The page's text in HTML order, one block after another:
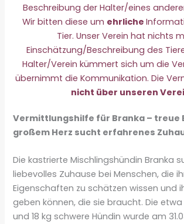
Beschreibung der Halter/eines
Wir bitten diese um ehrliche
Tier. Unser Verein hat nichts
Einschätzung/Beschreibung des
Halter/Verein kümmert sich um die
übernimmt die Kommunikation. Die
nicht über unseren
Vermittlungshilfe für Branka – treue
großem Herz sucht erfahrenes
Die kastrierte Mischlingshündin Branka
liebevolles Zuhause bei Menschen, die
Eigenschaften zu schätzen wissen und
geben können, die sie braucht. Die
und 18 kg schwere Hündin wurde am